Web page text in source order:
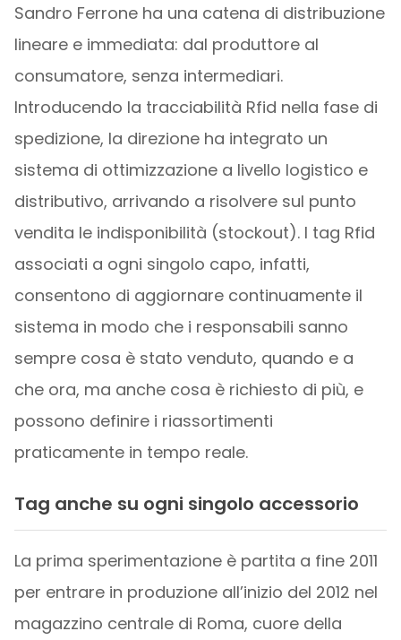
Sandro Ferrone ha una catena di distribuzione
lineare e immediata: dal produttore al
consumatore, senza intermediari.
Introducendo la tracciabilità Rfid nella fase di
spedizione, la direzione ha integrato un
sistema di ottimizzazione a livello logistico e
distributivo, arrivando a risolvere sul punto
vendita le indisponibilità (stockout). I tag Rfid
associati a ogni singolo capo, infatti,
consentono di aggiornare continuamente il
sistema in modo che i responsabili sanno
sempre cosa è stato venduto, quando e a
che ora, ma anche cosa è richiesto di più, e
possono definire i riassortimenti
praticamente in tempo reale.
Tag anche su ogni singolo accessorio
La prima sperimentazione è partita a fine 2011
per entrare in produzione all’inizio del 2012 nel
magazzino centrale di Roma, cuore della